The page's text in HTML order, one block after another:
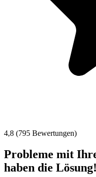
4,8 (795 Bewertungen)
Probleme mit
haben die Lösung!